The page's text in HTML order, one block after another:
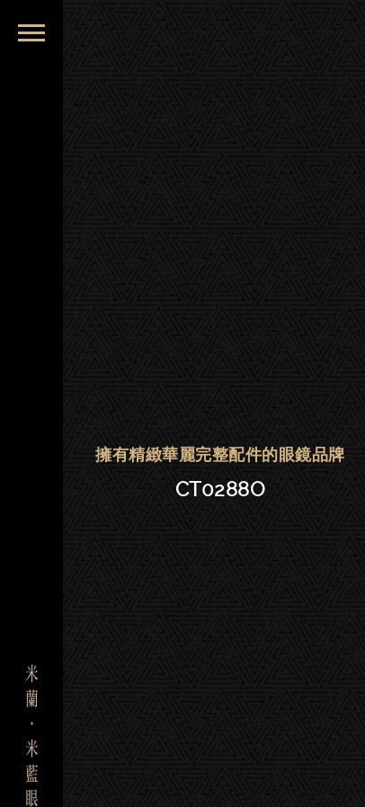
Cartier卡地亞眼鏡|大安．晶
擁有精緻華麗完整配件的眼鏡品牌
CT0288O